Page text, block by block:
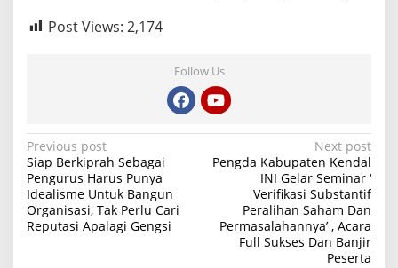
Post Views: 2,174
Follow Us
P
o
s
t
Previous post
Siap Berkiprah Sebagai
Pengurus Harus Punya
Idealisme Untuk Bangun
Organisasi, Tak Perlu Cari
Reputasi Apalagi Gengsi
Next post
Pengda Kabupaten Kendal
INI Gelar Seminar ‘
Verifikasi Substantif
Peralihan Saham Dan
Permasalahannya’ , Acara
Full Sukses Dan Banjir
Peserta